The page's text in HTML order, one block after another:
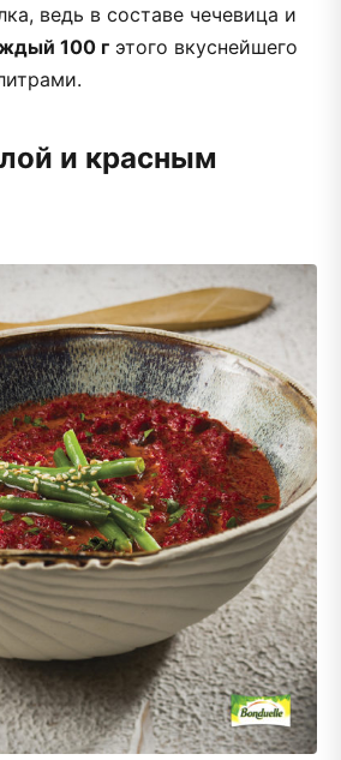
ведь в составе чечевица и
100 г этого вкуснейшего
и красным